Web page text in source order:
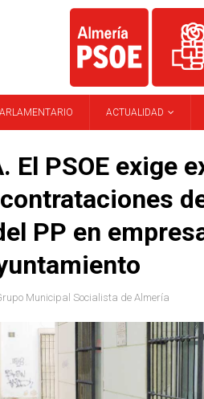
ACTUALIDAD
El PSOE exige
PP en
Municipal Socialista de Almería